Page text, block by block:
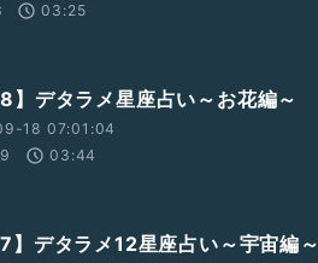
03:25
】デタラメ星座占い～お花編～
18 07:01:04
03:44
】デタラメ12星座占い～宇宙編～